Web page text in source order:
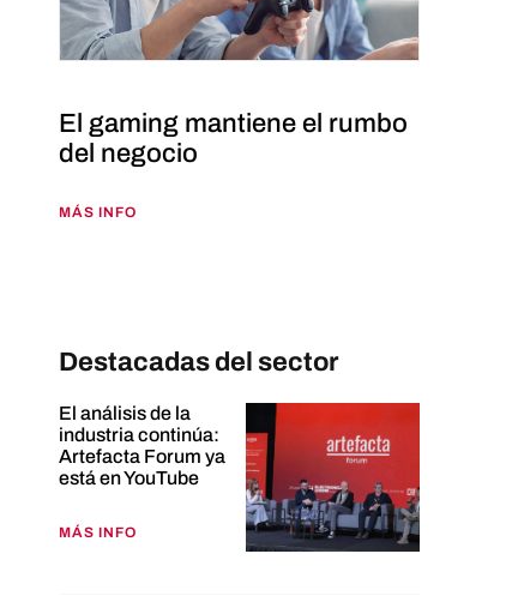
El gaming mantiene el rumbo
del negocio
MÁS INFO
Destacadas del sector
El análisis de la
industria continúa:
Artefacta Forum ya
está en YouTube
MÁS INFO